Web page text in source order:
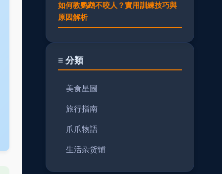
如何教鹦鹉不咬人？實用訓練技巧與
原因解析
≡ 分類
美食星圖
旅行指南
爪爪物語
生活杂货铺